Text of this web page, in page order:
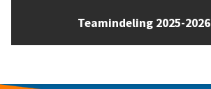
Teamindeling 2025-2026